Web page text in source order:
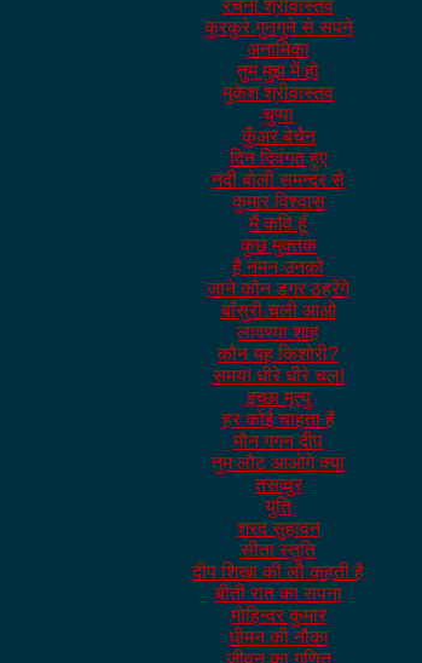
रचना श्रीवास्तव
कुरकुरे गुनगुने से सपने
अनामिका
तुम मुझ में हो
मुकेश श्रीवास्तव
चुप्पा
कुँअर बेचैन
दिन दिवंगत हुए
नदी बोली समन्दर से
कुमार विश्वास
मैं कवि हूँ
कुछ मुक्तक
है नमन उनको
जाने कौन डगर ठहरेंगे
बाँसुरी चली आओ
लावण्या शाह
कौन यह किशोरी?
समय! धीरे धीरे चल!
इच्छा मृत्यु
हर कोई चाहता है
मौन गगन दीप
तुम लौट आओगे क्या
तसव्वुर
युति
शरद सुहावन
सीता स्तुति
दीप शिखा की लौ कहती है
बीती रात का सपना
मोहिन्दर कुमार
धीमन की नौका
जीवन का गणित